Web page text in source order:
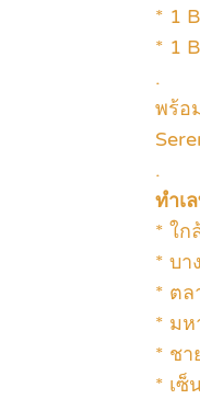
* 1
* 1
.
พร้อ
.
ทำเ
* ใก
* บา
* ตล
* มห
* ชา
* เซ็